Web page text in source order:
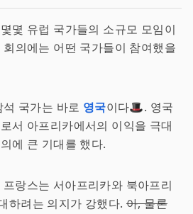
몇 유럽 국가들의 소규모 모임이
의에는 어떤 국가들이 참여했을
국가는 바로 영국이다🎩. 영국
서 아프리카에서의 이익을 극대
에 큰 기대를 했다.
랑스는 서아프리카와 북아프리
하려는 의지가 강했다. 아, 물론